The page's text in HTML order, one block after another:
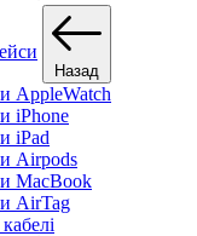
Назад
AppleWatch
iPhone
iPad
Airpods
MacBook
AirTag